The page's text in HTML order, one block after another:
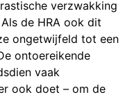
verzwakking
de HRA ook dit
ongetwijfeld tot een
ontoereikende
vaak
ook doet – om de